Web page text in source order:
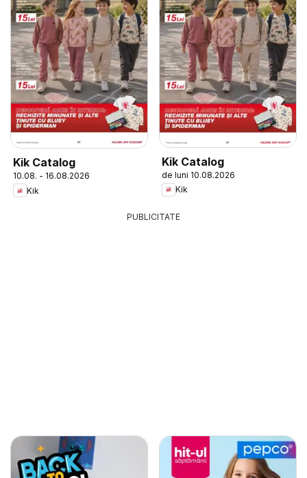
Kik Catalog
10.08. - 16.08.2026
Kik
Kik Catalog
de luni 10.08.2026
Kik
PUBLICITATE